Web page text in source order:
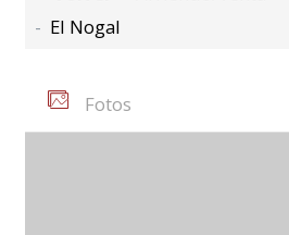
El Nogal
Fotos